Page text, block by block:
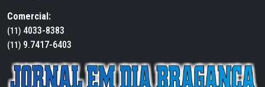
Comercial:
(11) 4033-8383
(11) 9.7417-6403